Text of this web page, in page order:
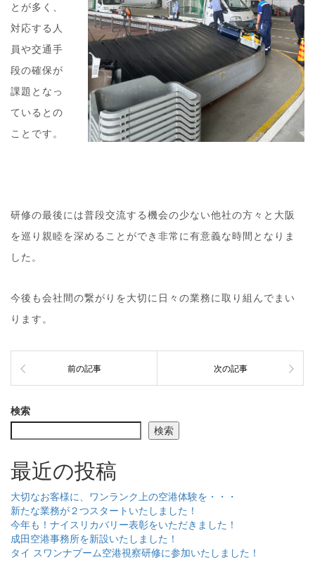
とが多く、
対応する人
員や交通手
段の確保が
課題となっ
ているとの
ことです。
研修の最後には普段交流する機会の少ない他社の方々と大阪
を巡り親睦を深めることができ非常に有意義な時間となりま
した。
今後も会社間の繋がりを大切に日々の業務に取り組んでまい
ります。
前の記事 次の記事
検索
検索
最近の投稿
大切なお客様に、ワンランク上の空港体験を・・・
新たな業務が２つスタートいたしました！
今年も！ナイスリカバリー表彰をいただきました！
成田空港事務所を新設いたしました！
タイ スワンナプーム空港視察研修に参加いたしました！